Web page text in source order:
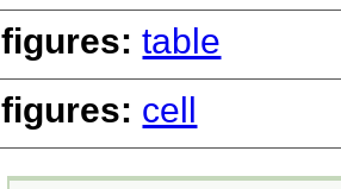
figures:table
figures: cell